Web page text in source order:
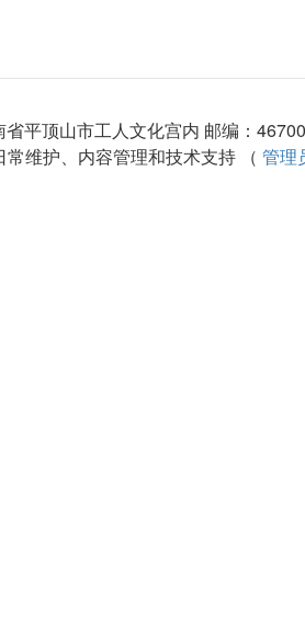
平顶山市工人文化宫内 邮编：
维护、内容管理和技术支持 （ 管理